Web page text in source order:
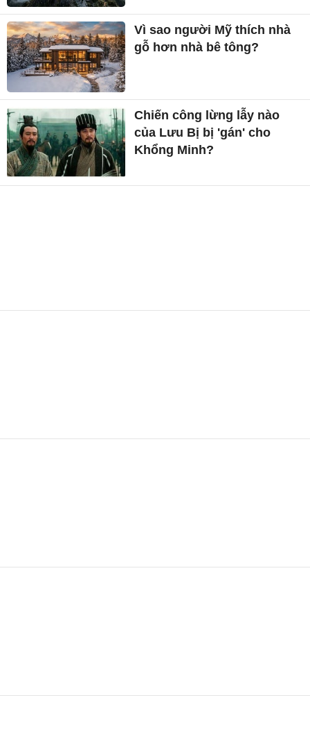
Vì sao người Mỹ thích nhà
gỗ hơn nhà bê tông?
Chiến công lừng lẫy nào
của Lưu Bị bị 'gán' cho
Khổng Minh?